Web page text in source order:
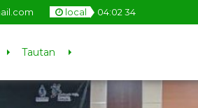
local 04:02 35
Tautan